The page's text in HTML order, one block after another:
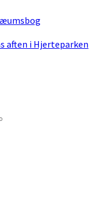
aften i Hjerteparken